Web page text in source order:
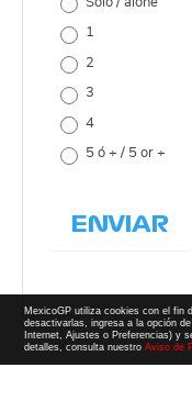
1
2
3
4
5 ó + / 5 or +
ENVIAR
MexicoGP utiliza cookies con el fin
desactivarlas, ingresa a la opción
Internet, Ajustes o Preferencias) y
detalles, consulta nuestroAviso de